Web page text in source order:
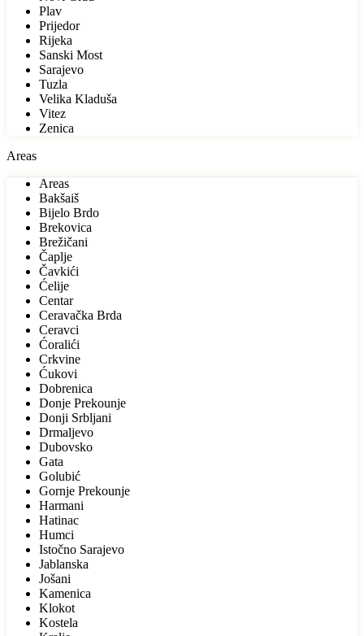
Plav
Prijedor
Rijeka
Sanski Most
Sarajevo
Tuzla
Velika Kladuša
Vitez
Zenica
Areas
Areas
Bakšaiš
Bijelo Brdo
Brekovica
Brežičani
Čaplje
Čavkići
Ćelije
Centar
Ceravačka Brda
Ceravci
Ćoralići
Crkvine
Ćukovi
Dobrenica
Donje Prekounje
Donji Srbljani
Drmaljevo
Dubovsko
Gata
Golubić
Gornje Prekounje
Harmani
Hatinac
Humci
Istočno Sarajevo
Jablanska
Jošani
Kamenica
Klokot
Kostela